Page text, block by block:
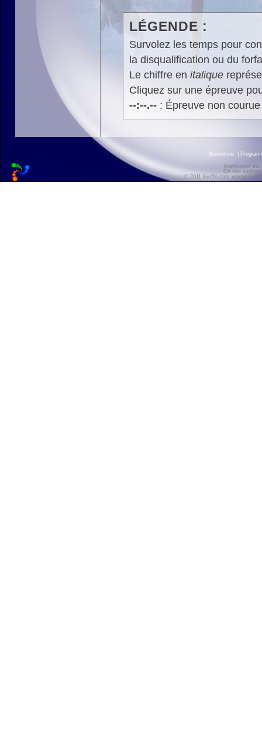
LÉGENDE :
Survolez les temps pour
la disqualification ou du
Le chiffre en italique
Cliquez sur une épreuve
--:--.--: Épreuve non
Bienvenue
liveffn.com est
Ce site
© 2011 liveffn.com version :